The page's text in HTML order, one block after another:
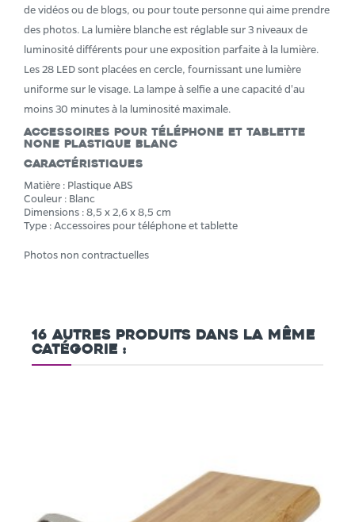
de vidéos ou de blogs, ou pour toute personne qui aime prendre
des photos. La lumière blanche est réglable sur 3 niveaux de
luminosité différents pour une exposition parfaite à la lumière.
Les 28 LED sont placées en cercle, fournissant une lumière
uniforme sur le visage. La lampe à selfie a une capacité d'au
moins 30 minutes à la luminosité maximale.
Accessoires pour téléphone et tablette
None Plastique Blanc
Caractéristiques
Matière : Plastique ABS
Couleur : Blanc
Dimensions : 8,5 x 2,6 x 8,5 cm
Type : Accessoires pour téléphone et tablette
Photos non contractuelles
16 autres produits dans la même
catégorie :